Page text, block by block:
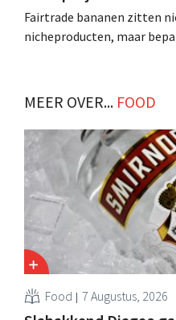
Fairtrade bananen zitten
nicheproducten, maar
MEER OVER... FOOD
Food 7 Augustus, 2026